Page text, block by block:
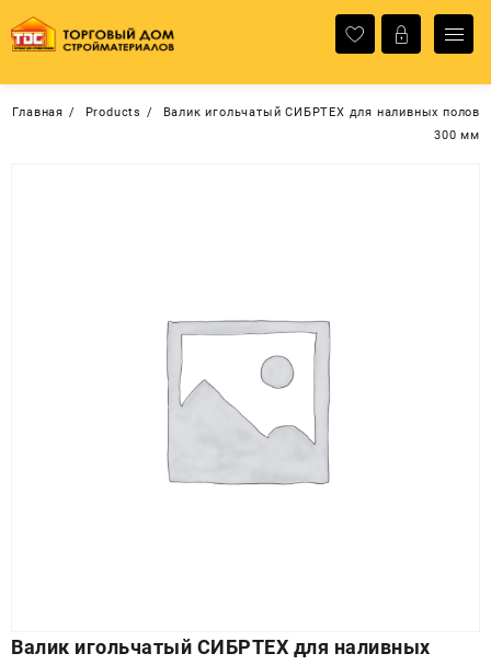
содержимому
Главная Products
Валик игольчатый СИБРТЕХ для наливных полов
300 мм
Валик игольчатый СИБРТЕХ для наливных